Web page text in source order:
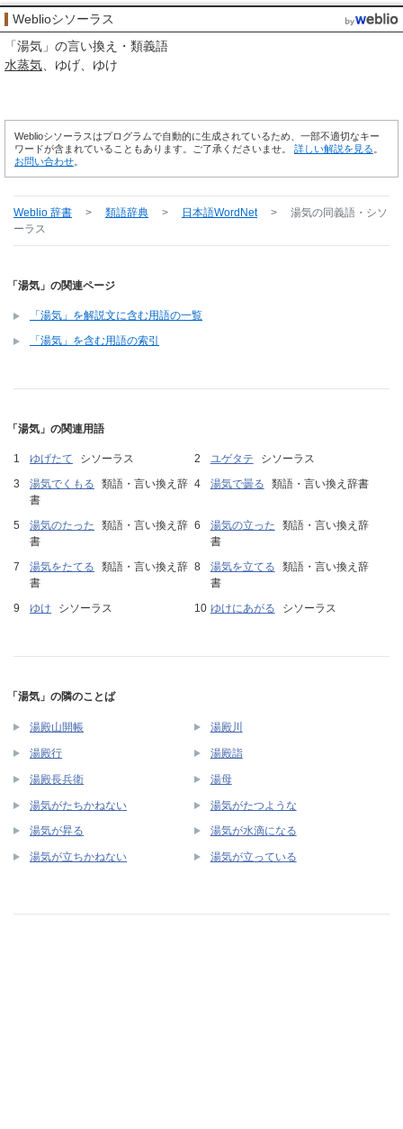
Weblioシソーラス
「湯気 」の言い換え・類義語
水蒸気
ゆげ ゆけ
Weblioシソーラスはプログラムで自動的に生成されているため、一部不適切なキー
ワードが含まれていることもあります。ご了承くださいませ。 詳しい解説を見る
お問い合わせ
Weblio 辞書 > 類語辞典 > 日本語WordNet > 湯気の同義語・シソ
ーラス
「湯気」の関連ページ
「湯気」を解説文に含む用語の一覧
「湯気」を含む用語の索引
「湯気」の関連用語
ゆげたて シソーラス ユゲタテ
シソーラス
湯気でくもる
類語・言い換え辞
書
湯気で曇る 類語・言い換え辞書
湯気のたった
類語・言い換え辞
書
湯気の立った
類語・言い換え辞
書
湯気をたてる
類語・言い換え辞
書
湯気を立てる
類語・言い換え辞
書
ゆけ
シソーラス ゆけにあがる シソーラス
「湯気」の隣のことば
湯殿山開帳 湯殿川
湯殿行 湯殿詣
湯殿長兵衛 湯母
湯気がたちかねない 湯気がたつような
湯気が昇る 湯気が水滴になる
湯気が立ちかねない 湯気が立っている